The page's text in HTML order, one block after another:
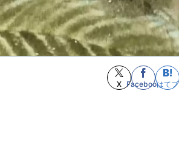
X Facebookはてブ